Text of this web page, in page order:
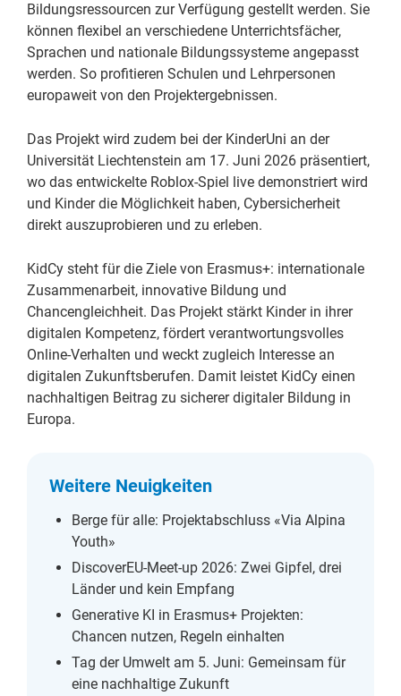
Bildungsressourcen zur Verfügung gestellt werden. Sie
können flexibel an verschiedene Unterrichtsfächer,
Sprachen und nationale Bildungssysteme angepasst
werden. So profitieren Schulen und Lehrpersonen
europaweit von den Projektergebnissen.
Das Projekt wird zudem bei der KinderUni an der
Universität Liechtenstein am 17. Juni 2026 präsentiert,
wo das entwickelte Roblox-Spiel live demonstriert wird
und Kinder die Möglichkeit haben, Cybersicherheit
direkt auszuprobieren und zu erleben.
KidCy steht für die Ziele von Erasmus+: internationale
Zusammenarbeit, innovative Bildung und
Chancengleichheit. Das Projekt stärkt Kinder in ihrer
digitalen Kompetenz, fördert verantwortungsvolles
Online-Verhalten und weckt zugleich Interesse an
digitalen Zukunftsberufen. Damit leistet KidCy einen
nachhaltigen Beitrag zu sicherer digitaler Bildung in
Europa.
Weitere Neuigkeiten
Berge für alle: Projektabschluss «Via Alpina
Youth»
DiscoverEU-Meet-up 2026: Zwei Gipfel, drei
Länder und kein Empfang
Generative KI in Erasmus+ Projekten:
Chancen nutzen, Regeln einhalten
Tag der Umwelt am 5. Juni: Gemeinsam für
eine nachhaltige Zukunft